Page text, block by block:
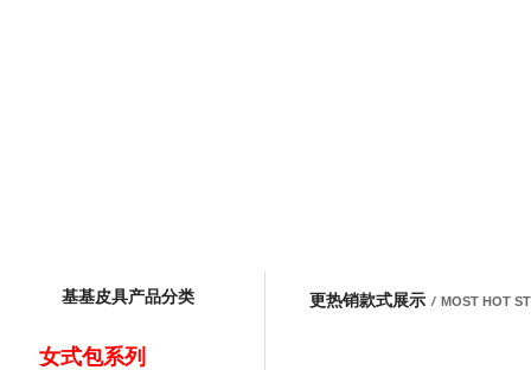
基基皮具产品分类
女式包系列
更热销款式展示 / MOST HOT